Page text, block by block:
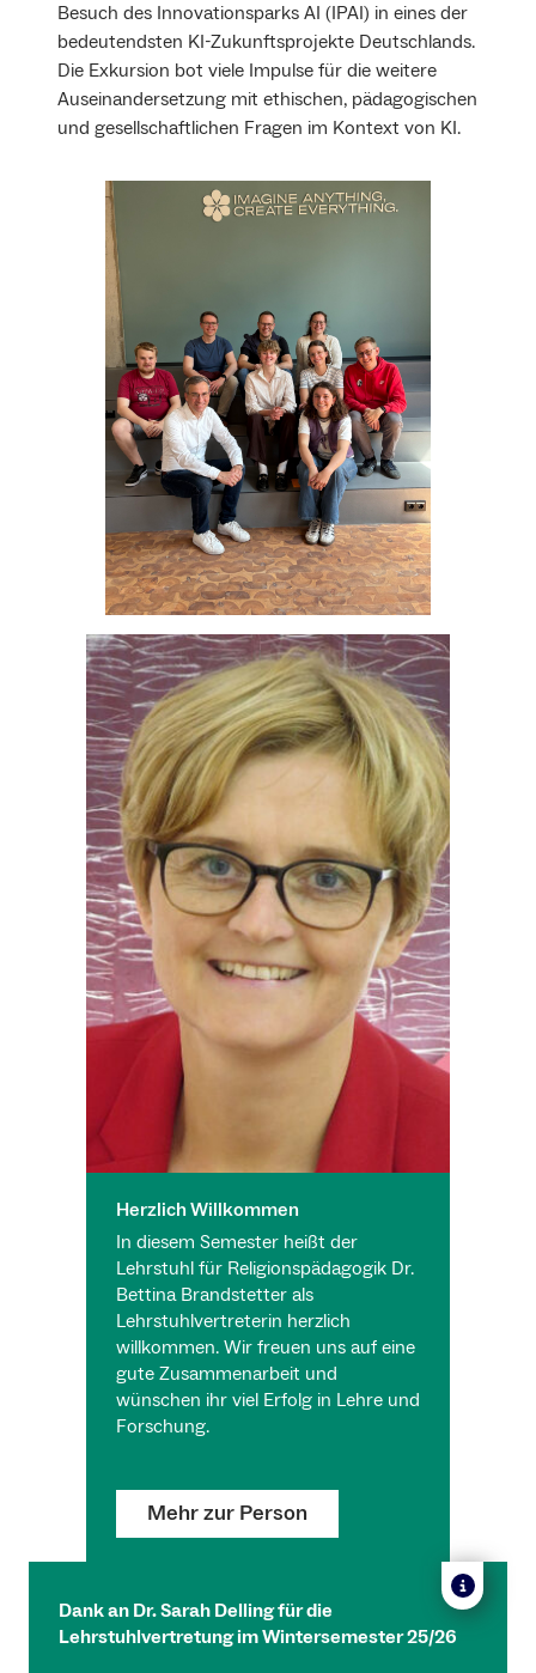
Besuch des Innovationsparks AI (IPAI) in eines der
bedeutendsten KI-Zukunftsprojekte Deutschlands.
Die Exkursion bot viele Impulse für die weitere
Auseinandersetzung mit ethischen, pädagogischen
und gesellschaftlichen Fragen im Kontext von KI.
Herzlich Willkommen
In diesem Semester heißt der
Lehrstuhl für Religionspädagogik Dr.
Bettina Brandstetter als
Lehrstuhlvertreterin herzlich
willkommen. Wir freuen uns auf eine
gute Zusammenarbeit und
wünschen ihr viel Erfolg in Lehre und
Forschung.
Mehr zur Person
Dank an Dr. Sarah Delling für die
Lehrstuhlvertretung im Wintersemester 25/26